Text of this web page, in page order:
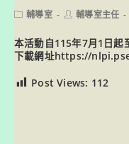
Post輔導室
Post輔導室主任
本活動自115年7月1日起
下載網址https://
Post Views: 112